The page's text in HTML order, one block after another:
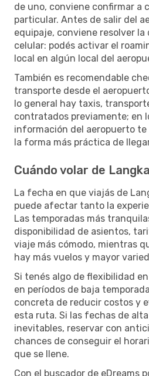
de uno, conviene confirmar a
particular. Antes de salir del
equipaje, conviene resolver
celular: podés activar el
local en algún local del
También es recomendable
transporte desde el
lo general hay taxis,
contratados previamente; en
información del aeropuerto
la forma más práctica de
Cuándo volar de
La fecha en que viajás de
puede afectar tanto la
Las temporadas más
disponibilidad de asientos,
viaje más cómodo, mientras
hay más vuelos y mayor
Si tenés algo de flexibilidad
en períodos de baja
concreta de reducir costos y
esta ruta. Si las fechas de
inevitables, reservar con
chances de conseguir el
que se llene.
Con el buscador de eDreams